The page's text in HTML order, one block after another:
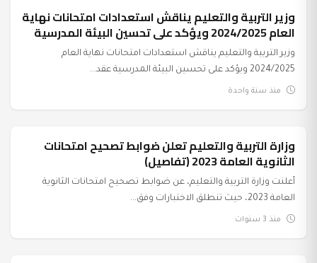
وزير التربية والتعليم يناقش استعدادات امتحانات نهاية
العام 2024/2025 ويؤكد على تحسين البيئة المدرسية
وزير التربية والتعليم يناقش استعدادات امتحانات نهاية العام
2024/2025 ويؤكد على تحسين البيئة المدرسية عقد...
منذ سنة واحدة
عرب وعالم
وزارة التربية والتعليم تعلن ضوابط تصحيح امتحانات
الثانوية العامة 2023 (تفاصيل)
أعلنت وزارة التربية والتعليم، عن ضوابط تصحيح امتحانات الثانوية
العامة 2023، حيث تنطلق الاختبارات وفق...
منذ 3 سنوات